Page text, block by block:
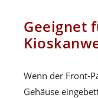
Geeignet
Wenn der Front-
Gehäuse